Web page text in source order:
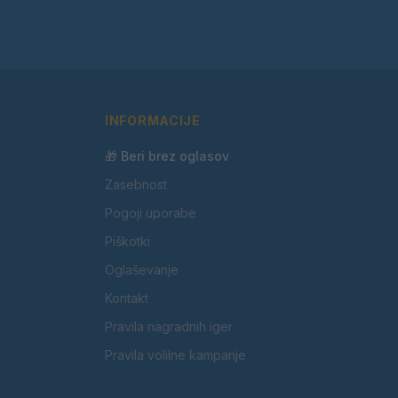
INFORMACIJE
🎁 Beri brez oglasov
Zasebnost
Pogoji uporabe
Piškotki
Oglaševanje
Kontakt
Pravila nagradnih iger
Pravila volilne kampanje